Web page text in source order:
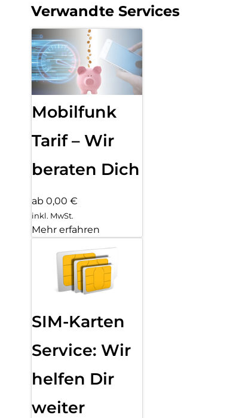
Verwandte Services
Mobilfunk
Tarif – Wir
beraten Dich
ab 0,00 €
inkl. MwSt.
Mehr erfahren
SIM-Karten
Service: Wir
helfen Dir
weiter